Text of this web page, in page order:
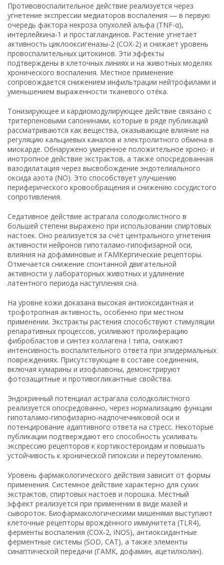
Противовоспалительное действие реализуется через
угнетение экспрессии медиаторов воспаления — в первую
очередь фактора некроза опухолей альфа (TNF-α),
интерлейкина-1 и простагландинов. Растение угнетает
активность циклооксигеназы-2 (COX-2) и снижает уровень
провоспалительных цитокинов. Эти эффекты
подтверждены в клеточных линиях и на животных моделях
хронического воспаления. Местное применение
сопровождается снижением инфильтрации нейтрофилами и
уменьшением выраженности тканевого отёка.
Тонизирующее и кардиомодулирующее действие связано с
тритерпеновыми сапонинами, которые в ряде публикаций
рассматриваются как вещества, оказывающие влияние на
регуляцию кальциевых каналов и электролитного обмена в
миокарде. Обнаружено умеренное положительное хроно- и
инотропное действие экстрактов, а также опосредованная
вазодилатация через высвобождение эндотелиального
оксида азота (NO). Это способствует улучшению
периферического кровообращения и снижению сосудистого
сопротивления.
Седативное действие астрагала солодколистного в
большей степени выражено при использовании спиртовых
настоек. Оно реализуется за счёт центрального угнетения
активности нейронов гипоталамо-гипофизарной оси,
влияния на дофаминовые и ГАМКергические рецепторы.
Отмечается снижение спонтанной двигательной
активности у лабораторных животных и удлинение
латентного периода наступления сна.
На уровне кожи доказана высокая антиоксидантная и
трофотропная активность, особенно при местном
применении. Экстракты растения способствуют стимуляции
репаративных процессов, усиливают пролиферацию
фибробластов и синтез коллагена I типа, снижают
интенсивность воспалительного ответа при эпидермальных
повреждениях. Присутствующие в составе соединения,
включая кумарины и изофлавоны, демонстрируют
фотозащитные и противогликантные свойства.
Эндокринный потенциал астрагала солодколистного
реализуется опосредованно, через нормализацию функции
гипоталамо-гипофизарно-надпочечниковой оси и
потенцирование адаптивного ответа на стресс. Некоторые
публикации подтверждают его способность усиливать
экспрессию рецепторов к кортикостероидам и повышать
устойчивость к хронической гипоксии и переутомлению.
Уровень фармакологического действия зависит от формы
применения. Системное действие характерно для сухих
экстрактов, спиртовых настоев и порошка. Местный
эффект реализуется при применении в виде мазей и
сывороток. Биофармакологическими мишенями выступают
клеточные рецепторы врождённого иммунитета (TLR4),
ферменты воспаления (COX-2, iNOS), антиоксидантные
ферментные системы (SOD, CAT), а также элементы
синаптической передачи (ГАМК, дофамин, ацетилхолин).